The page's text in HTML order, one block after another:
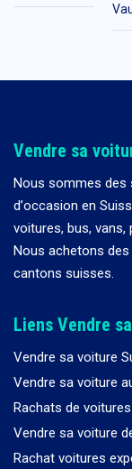
Vendre sa
Nous sommes des
d’occasion en
voitures, bus, vans,
Nous achetons des
cantons suisses.
Liens Vendre
Vendre sa voiture
Vendre sa voiture
Rachats de
Vendre sa voiture
Rachat voitures